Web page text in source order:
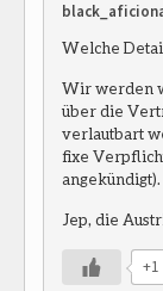
Welche
Wir werden
über die
verlautbart
fixe
angekündigt).
Jep, die
+1